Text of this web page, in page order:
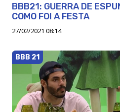
BBB21: GUERRA DE
COMO FOI A FESTA
27/02/2021 08:14
BBB 21